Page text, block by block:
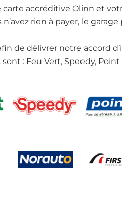
carte accréditive Olinn et
n’avez rien à payer, le
de délivrer notre accord
: Feu Vert, Speedy,
Image
Image